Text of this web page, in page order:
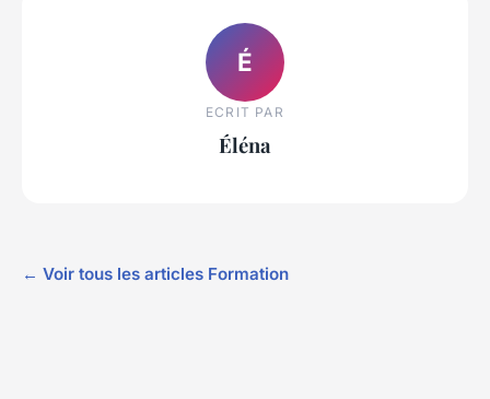
É
ECRIT PAR
Éléna
← Voir tous les articles Formation